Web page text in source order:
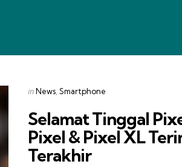
Categories
Posted
inNews Smartphone
Selamat Tinggal
Pixel & Pixel XL
Terakhir